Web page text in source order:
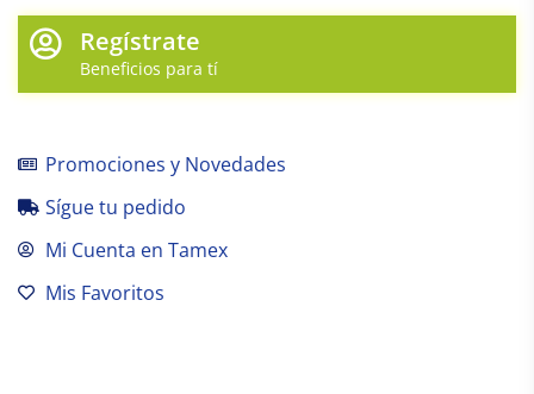
Regístrate
Beneficios para tí
Promociones y Novedades
Sígue tu pedido
Mi Cuenta en Tamex
Mis Favoritos